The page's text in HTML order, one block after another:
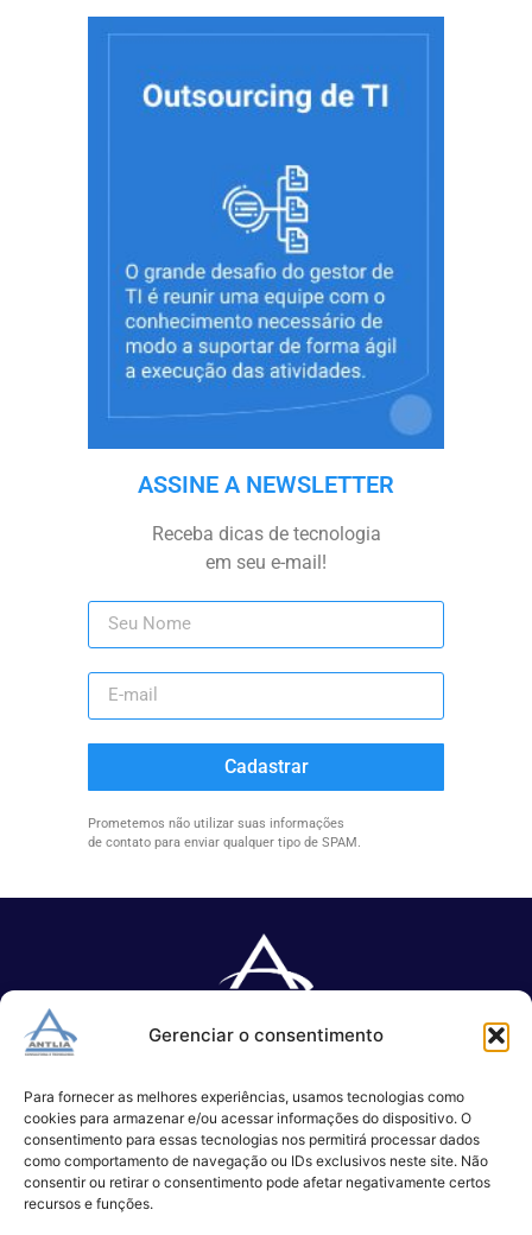
Gerenciar o consentimento
Para fornecer as melhores experiências, usamos tecnologias como
cookies para armazenar e/ou acessar informações do dispositivo. O
consentimento para essas tecnologias nos permitirá processar dados
como comportamento de navegação ou IDs exclusivos neste site. Não
consentir ou retirar o consentimento pode afetar negativamente certos
recursos e funções.
ASSINE A NEWSLETTER
Receba dicas de tecnologia
em seu e-mail!
Cadastrar
Prometemos não utilizar suas informações
de contato para enviar qualquer tipo de SPAM.
TI.
(11) 3017-0999